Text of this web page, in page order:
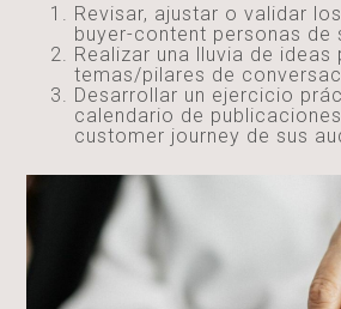
Revisar, ajustar o validar
buyer-content personas de
Realizar una lluvia de ideas
temas/pilares de
Desarrollar un ejercicio
calendario de
customer journey de sus